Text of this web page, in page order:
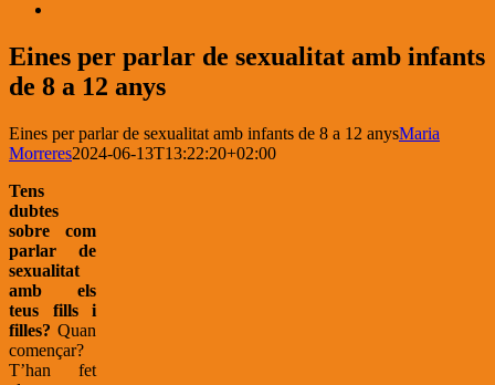
Eines per parlar de sexualitat amb infants
de 8 a 12 anys
Eines per parlar de sexualitat amb infants de 8 a 12 anysMaria
Morreres2024-06-13T13:22:20+02:00
Tens
dubtes
sobre com
parlar de
sexualitat
amb els
teus fills i
filles?Quan
començar?
T’han fet